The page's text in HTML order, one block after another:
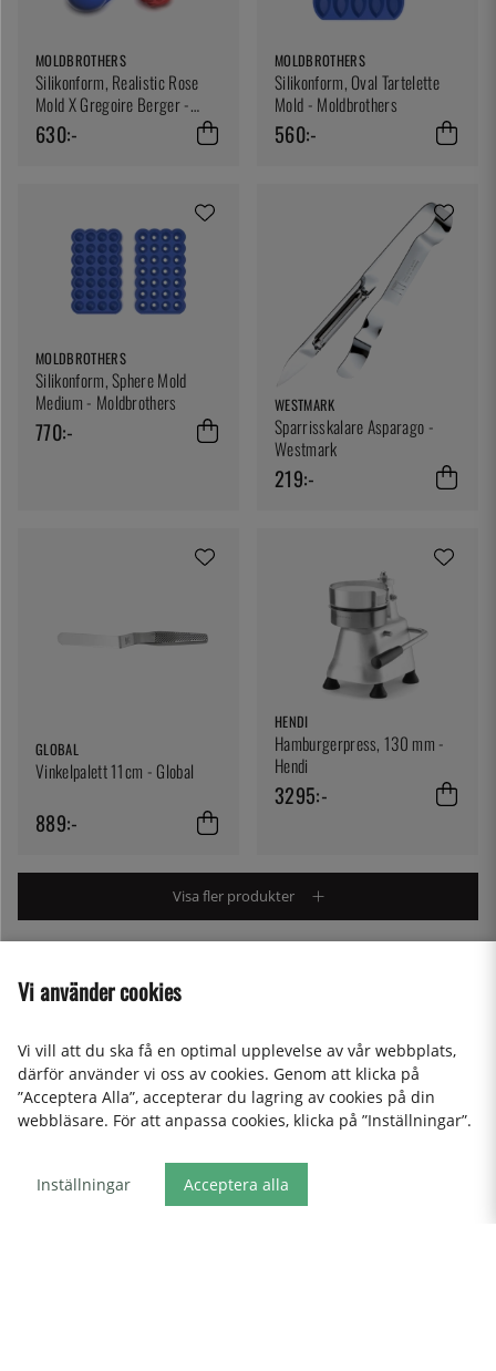
MOLDBROTHERS
Silikonform, Realistic Rose
Mold X Gregoire Berger -
Moldbrothers
630:-
MOLDBROTHERS
Silikonform, Oval Tartelette
Mold - Moldbrothers
560:-
MOLDBROTHERS
Silikonform, Sphere Mold
Medium - Moldbrothers
770:-
WESTMARK
Sparrisskalare Asparago -
Westmark
219:-
GLOBAL
Vinkelpalett 11cm - Global
889:-
HENDI
Hamburgerpress, 130 mm -
Hendi
3295:-
Visa fler produkter
« Föregående 1 ..
HEMLEVERANS
TUSENTALS PRODUKTER
Vi använder cookies
Vi vill att du ska få en optimal upplevelse av vår webbplats,
därför använder vi oss av cookies. Genom att klicka på
”Acceptera Alla”, accepterar du lagring av cookies på din
webbläsare. För att anpassa cookies, klicka på ”Inställningar”.
Inställningar Acceptera alla